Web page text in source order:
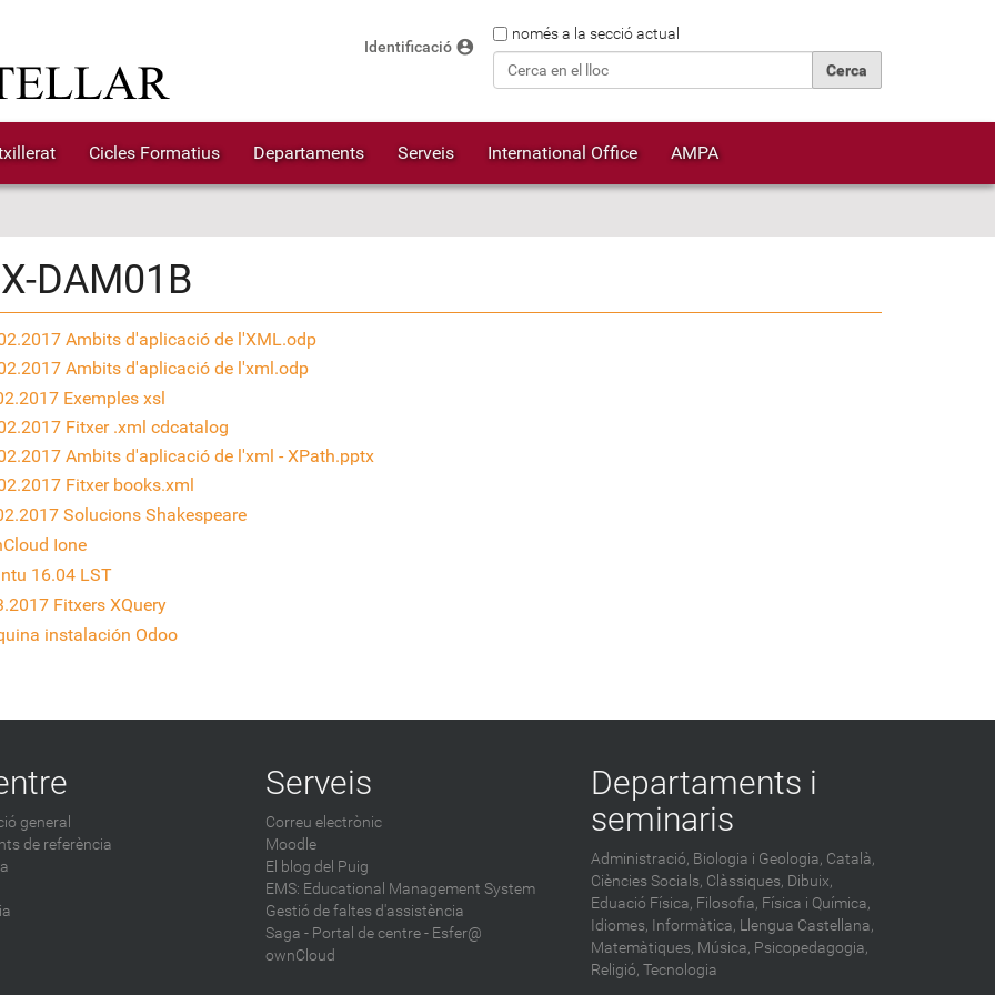
Cercanomés a la secció actual
Identificació account_circle
Cicles Formatius Departaments Serveis International Office AMPA
DAM01B
Ambits d'aplicació de l'XML.odp
Ambits d'aplicació de l'xml.odp
Exemples xsl
Fitxer .xml cdcatalog
Ambits d'aplicació de l'xml - XPath.pptx
Fitxer books.xml
Solucions Shakespeare
Ione
16.04 LST
Fitxers XQuery
instalación Odoo
general
de referència
Serveis
Correu electrònic
Moodle
El blog del Puig
EMS: Educational Management System
Gestió de faltes d'assistència
Saga - Portal de centre - Esfer@
ownCloud
Departaments i
seminaris
Administració, Biologia i Geologia, Català,
Ciències Socials, Clàssiques, Dibuix,
Eduació Física, Filosofia, Física i Química,
Idiomes, Informàtica, Llengua Castellana,
Matemàtiques, Música, Psicopedagogia,
Religió, Tecnologia